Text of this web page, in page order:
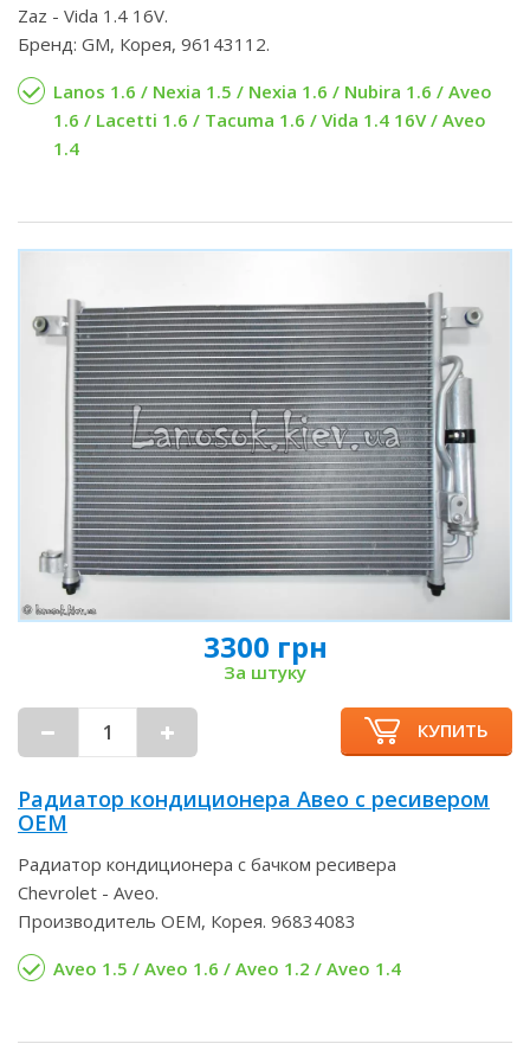
Zaz - Vida 1.4 16V.
Бренд: GM, Корея, 96143112.
Lanos 1.6 / Nexia 1.5 / Nexia 1.6 / Nubira 1.6 / Aveo
1.6 / Lacetti 1.6 / Tacuma 1.6 / Vida 1.4 16V / Aveo
1.4
3300 грн
За штуку
КУПИТЬ
Радиатор кондиционера Авео с ресивером
OEM
Радиатор кондиционера с бачком ресивера
Chevrolet - Aveo.
Производитель OEM, Корея. 96834083
Aveo 1.5 / Aveo 1.6 / Aveo 1.2 / Aveo 1.4